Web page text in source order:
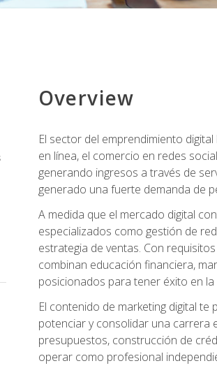
Overview
El sector del emprendimiento
en línea, el comercio en redes
generando ingresos a través de
generado una fuerte demanda de
A medida que el mercado digital
especializados como gestión de
estrategia de ventas. Con
combinan educación financiera,
posicionados para tener éxito en
El contenido de marketing digital
potenciar y consolidar una carrera
presupuestos, construcción de
operar como profesional